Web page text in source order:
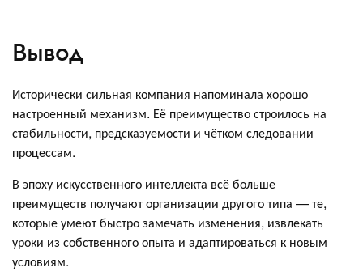
Вывод
Исторически сильная компания напоминала хорошо
настроенный механизм. Её преимущество строилось на
стабильности, предсказуемости и чётком следовании
процессам.
В эпоху искусственного интеллекта всё больше
преимуществ получают организации другого типа — те,
которые умеют быстро замечать изменения, извлекать
уроки из собственного опыта и адаптироваться к новым
условиям.